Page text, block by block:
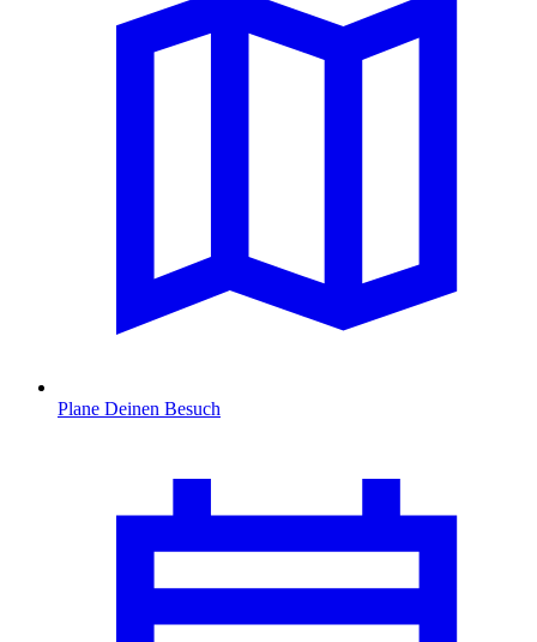
Plane Deinen Besuch